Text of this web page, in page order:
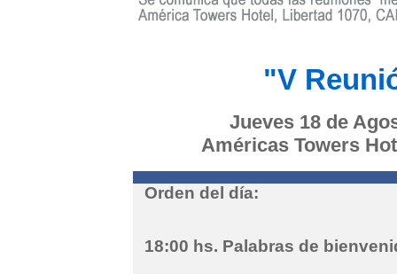
"V
Jueves 18 de
Américas Towers
Orden del día:
18:00 hs. Palabras de